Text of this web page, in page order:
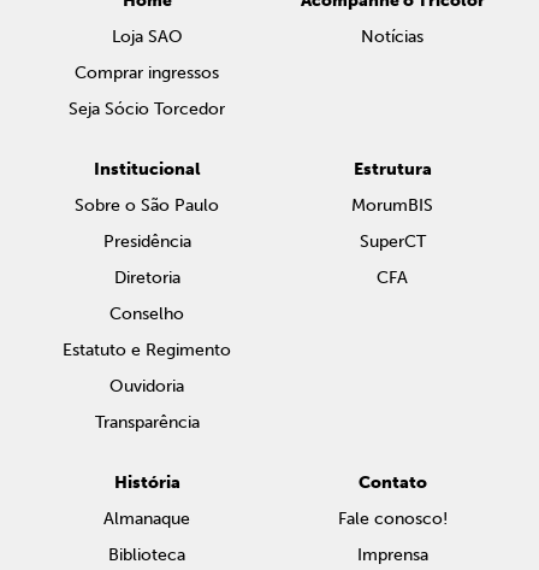
Loja SAO
Comprar ingressos
Seja Sócio Torcedor
Notícias
Institucional
Sobre o São Paulo
Presidência
Diretoria
Conselho
Estatuto e Regimento
Ouvidoria
Transparência
Estrutura
MorumBIS
SuperCT
CFA
História
Almanaque
Biblioteca
Contato
Fale conosco!
Imprensa